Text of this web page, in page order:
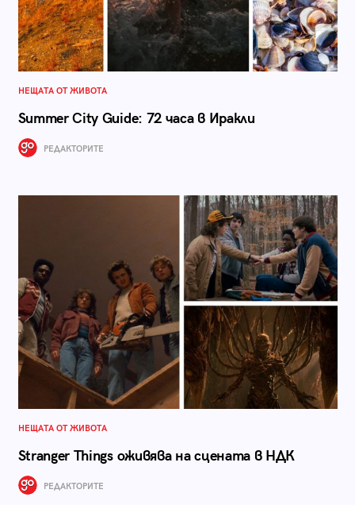
НЕЩАТА ОТ ЖИВОТА
Summer City Guide: 72 часа в Иракли
РЕДАКТОРИТЕ
НЕЩАТА ОТ ЖИВОТА
Stranger Things оживява на сцената в НДК
РЕДАКТОРИТЕ